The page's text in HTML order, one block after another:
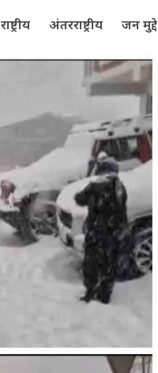
राष्ट्रीय अंतरराष्ट्रीय जन मुद्दे